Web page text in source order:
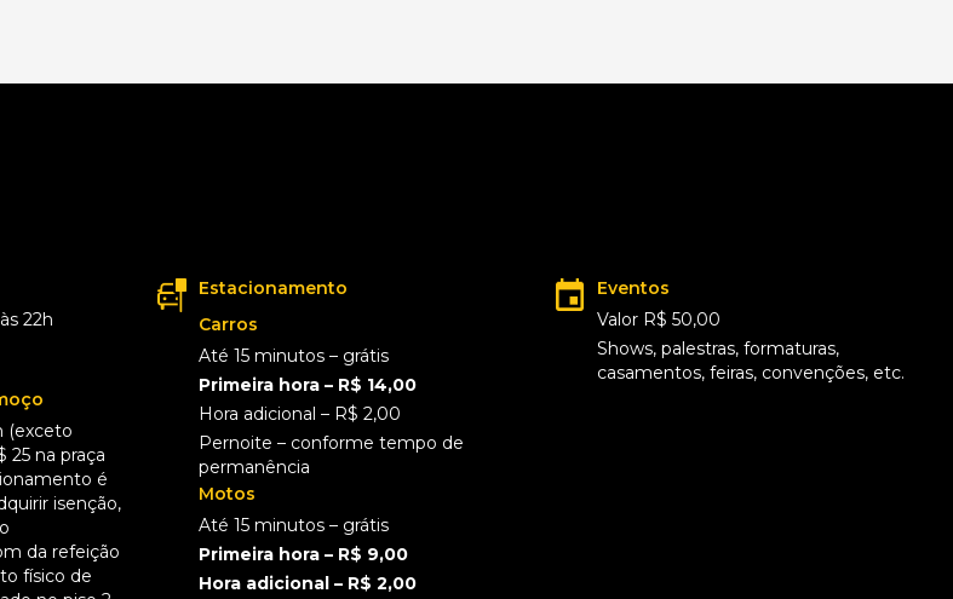
22h
(exceto
25 na praça
é
isenção,
da refeição
físico de
Estacionamento
Carros
Até 15 minutos – grátis
Primeira hora – R$ 14,00
Hora adicional – R$ 2,00
Pernoite – conforme tempo de
permanência
Motos
Até 15 minutos – grátis
Primeira hora – R$ 9,00
Hora adicional – R$ 2,00
Eventos
Valor R$ 50,00
Shows, palestras, formaturas,
casamentos, feiras, convenções, etc.